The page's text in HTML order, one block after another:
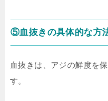
⑤血抜きの具体的な方
血抜きは、アジの鮮度を
す。